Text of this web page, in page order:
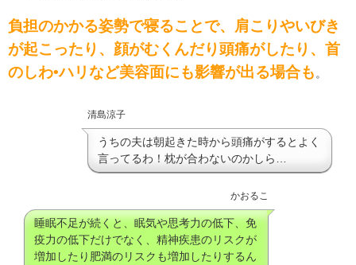
負担のかかる姿勢で寝ることで、肩こりやいびき
が起こったり、顔がむくんだり頭痛がしたり、首
のしわ•ハリなど美容面にも影響が出る場合も 。
清島涼子
うちの夫は朝起きた時から頭痛がするとよく
言ってるわ！枕が合わないのかしら…
かおるこ
睡眠不足が続くと、眠気や思考力の低下、免
疫力の低下だけでなく、精神疾患のリスクが
増加したり肥満のリスクも増加したりするん